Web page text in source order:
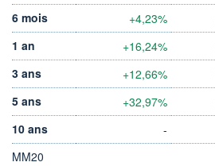
6 mois
+4,23%
1 an
+16,24%
3 ans
+12,66%
5 ans
+32,97%
10 ans
-
MM20